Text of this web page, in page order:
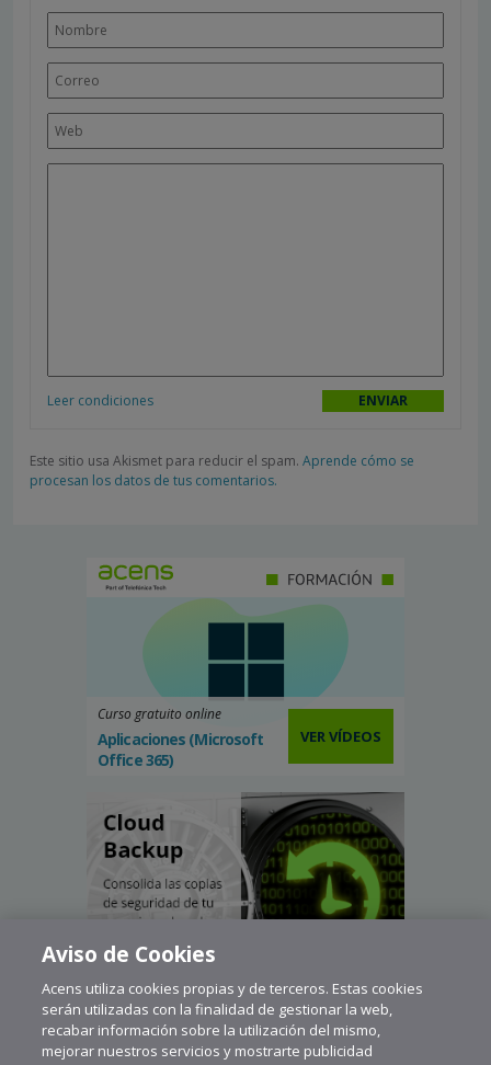
Leer condiciones
Este sitio usa Akismet para reducir el spam. Aprende cómo se
procesan los datos de tus comentarios.
Curso gratuito online
Aplicaciones (Microsoft
Office 365)
VER VÍDEOS
Aviso de Cookies
Acens utiliza cookies propias y de terceros. Estas cookies
serán utilizadas con la finalidad de gestionar la web,
recabar información sobre la utilización del mismo,
mejorar nuestros servicios y mostrarte publicidad